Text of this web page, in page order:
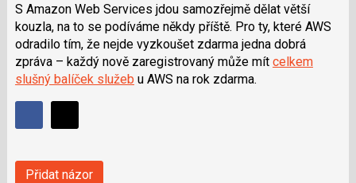
S Amazon Web Services jdou samozřejmě dělat větší
kouzla, na to se podíváme někdy příště. Pro ty, které AWS
odradilo tím, že nejde vyzkoušet zdarma jedna dobrá
zpráva – každý nově zaregistrovaný může mít celkem
slušný balíček služeb u AWS na rok zdarma.
Sdílet
Sdílejte
Facebooku
síti
Přidat názor